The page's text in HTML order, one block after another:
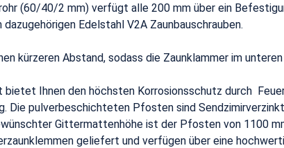
(60/40/2 mm) verfügt alle 200 mm über ein
Edelstahl V2A Zaunbauschrauben.
kürzeren Abstand, sodass die Zaunklammer im
Ihnen den höchsten Korrosionsschutz durch
Die pulverbeschichteten Pfosten sind
Gittermattenhöhe ist der Pfosten von 1100
geliefert und verfügen über eine